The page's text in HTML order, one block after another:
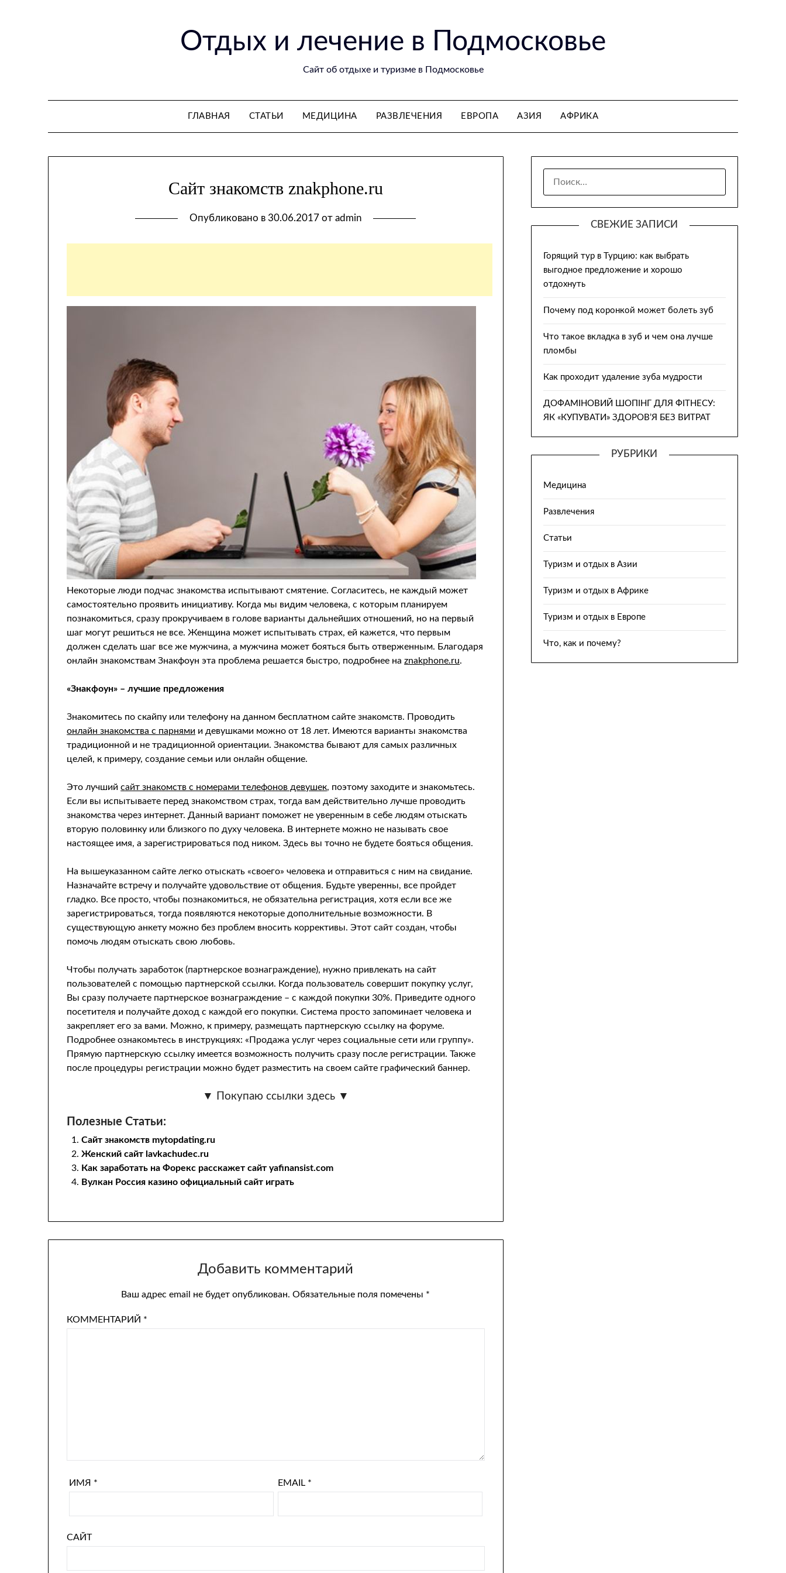
Отдых и лечение в Подмосковье
Сайт об отдыхе и туризме в Подмосковье
ГЛАВНАЯ СТАТЬИ МЕДИЦИНА РАЗВЛЕЧЕНИЯ ЕВРОПА АЗИЯ АФРИКА
Сайт знакомств znakphone.ru
Опубликовано в 30.06.2017 отadmin
Некоторые люди подчас знакомства испытывают смятение. Согласитесь, не каждый может
самостоятельно проявить инициативу. Когда мы видим человека, с которым планируем
познакомиться, сразу прокручиваем в голове варианты дальнейших отношений, но на первый
шаг могут решиться не все. Женщина может испытывать страх, ей кажется, что первым
должен сделать шаг все же мужчина, а мужчина может бояться быть отверженным. Благодаря
онлайн знакомствам Знакфоун эта проблема решается быстро, подробнее наznakphone.ru.
«Знакфоун» – лучшие предложения
Знакомитесь по скайпу или телефону на данном бесплатном сайте знакомств. Проводить
онлайн знакомства с парнями и девушками можно от 18 лет. Имеются варианты знакомства
традиционной и не традиционной ориентации. Знакомства бывают для самых различных
целей, к примеру, создание семьи или онлайн общение.
Это лучшийсайт знакомств с номерами телефонов девушек, поэтому заходите и знакомьтесь.
Если вы испытываете перед знакомством страх, тогда вам действительно лучше проводить
знакомства через интернет. Данный вариант поможет не уверенным в себе людям отыскать
вторую половинку или близкого по духу человека. В интернете можно не называть свое
настоящее имя, а зарегистрироваться под ником. Здесь вы точно не будете бояться общения.
На вышеуказанном сайте легко отыскать «своего» человека и отправиться с ним на свидание.
Назначайте встречу и получайте удовольствие от общения. Будьте уверенны, все пройдет
гладко. Все просто, чтобы познакомиться, не обязательна регистрация, хотя если все же
зарегистрироваться, тогда появляются некоторые дополнительные возможности. В
существующую анкету можно без проблем вносить коррективы. Этот сайт создан, чтобы
помочь людям отыскать свою любовь.
Чтобы получать заработок (партнерское вознаграждение), нужно привлекать на сайт
пользователей с помощью партнерской ссылки. Когда пользователь совершит покупку услуг,
Вы сразу получаете партнерское вознаграждение – с каждой покупки 30%. Приведите одного
посетителя и получайте доход с каждой его покупки. Система просто запоминает человека и
закрепляет его за вами. Можно, к примеру, размещать партнерскую ссылку на форуме.
Подробнее ознакомьтесь в инструкциях: «Продажа услуг через социальные сети или группу».
Прямую партнерскую ссылку имеется возможность получить сразу после регистрации. Также
после процедуры регистрации можно будет разместить на своем сайте графический баннер.
▼ Покупаю ссылки здесь ▼
Полезные Статьи:
Сайт знакомств mytopdating.ru
Женский сайт lavkachudec.ru
Как заработать на Форекс расскажет сайт yafinansist.com
Вулкан Россия казино официальный сайт играть
Добавить комментарий
Ваш адрес email не будет опубликован. Обязательные поля помечены *
КОММЕНТАРИЙ *
ИМЯ * EMAIL *
САЙТ
СВЕЖИЕ ЗАПИСИ
Горящий тур в Турцию: как выбрать
выгодное предложение и хорошо
отдохнуть
Почему под коронкой может болеть зуб
Что такое вкладка в зуб и чем она лучше
пломбы
Как проходит удаление зуба мудрости
ДОФАМІНОВИЙ ШОПІНГ ДЛЯ ФІТНЕСУ:
ЯК «КУПУВАТИ» ЗДОРОВ’Я БЕЗ ВИТРАТ
РУБРИКИ
Медицина
Развлечения
Статьи
Туризм и отдых в Азии
Туризм и отдых в Африке
Туризм и отдых в Европе
Что, как и почему?